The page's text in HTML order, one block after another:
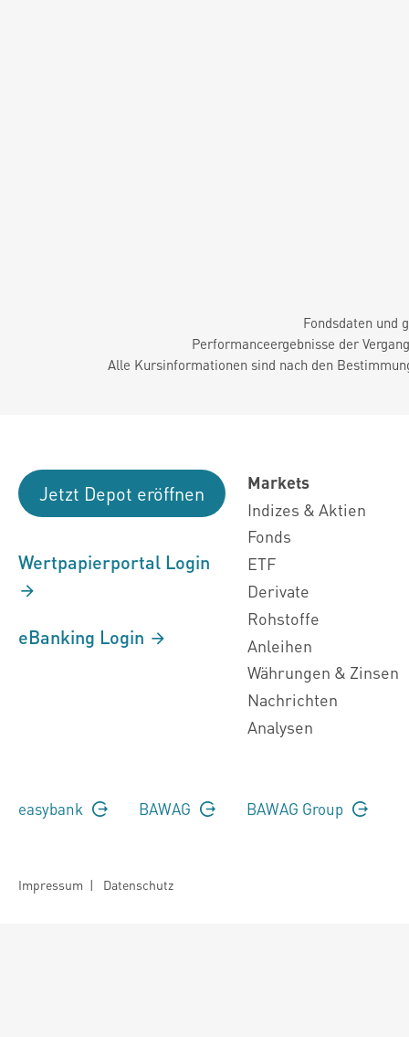
Fondsdaten und
Performanceergebnisse der
Alle Kursinformationen sind nach den
Jetzt Depot eröffnen
Wertpapierportal Login
eBanking Login
Markets
Indizes & Aktien
Fonds
ETF
Derivate
Rohstoffe
Anleihen
Währungen & Zinsen
Nachrichten
Analysen
easybank BAWAG BAWAG Group
Impressum | Datenschutz